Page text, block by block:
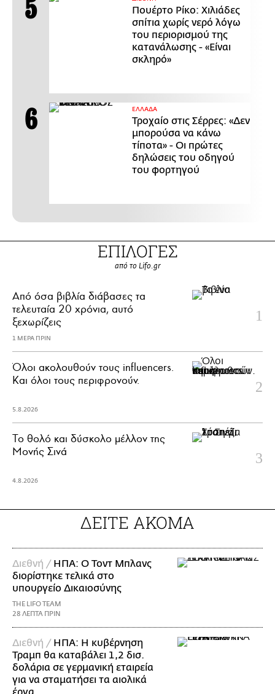
Πουέρτο Ρίκο: Χιλιάδες
σπίτια χωρίς νερό λόγω
του περιορισμού της
κατανάλωσης - «Είναι
σκληρό»
ΕΛΛΑΔΑ
Τροχαίο στις Σέρρες: «Δεν
μπορούσα να κάνω
τίποτα» - Οι πρώτες
δηλώσεις του οδηγού
του φορτηγού
ΕΠΙΛΟΓΕΣ
από το Lifo.gr
Από όσα βιβλία διάβασες τα
τελευταία 20 χρόνια, αυτό
ξεχωρίζεις
1 ΜΕΡΑ ΠΡΙΝ
Όλοι ακολουθούν τους influencers.
Και όλοι τους περιφρονούν.
5.8.2026
Το θολό και δύσκολο μέλλον της
Μονής Σινά
4.8.2026
ΔΕΙΤΕ ΑΚΟΜΑ
Διεθνή / ΗΠΑ: Ο Τοντ Μπλανς
διορίστηκε τελικά στο
υπουργείο Δικαιοσύνης
THE LIFO TEAM
28 ΛΕΠΤΑ ΠΡΙΝ
Διεθνή / ΗΠΑ: Η κυβέρνηση
Τραμπ θα καταβάλει 1,2 δισ.
δολάρια σε γερμανική εταιρεία
για να σταματήσει τα αιολικά